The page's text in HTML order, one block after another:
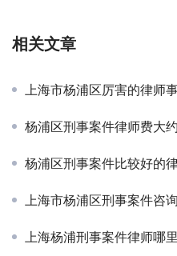
相关文章
上海市杨浦区厉害的律师
杨浦区刑事案件律师费大
杨浦区刑事案件比较好的
上海市杨浦区刑事案件咨
上海杨浦刑事案件律师哪